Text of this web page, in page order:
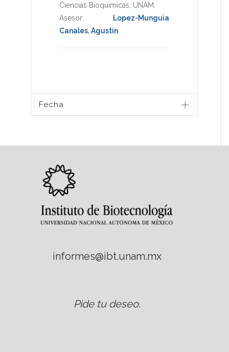
Ciencias Bioquimicas UNAM
Asesor: Lopez-Munguia
Canales, Agustin
Fecha
informes@ibt.unam.mx
Pide tu deseo.